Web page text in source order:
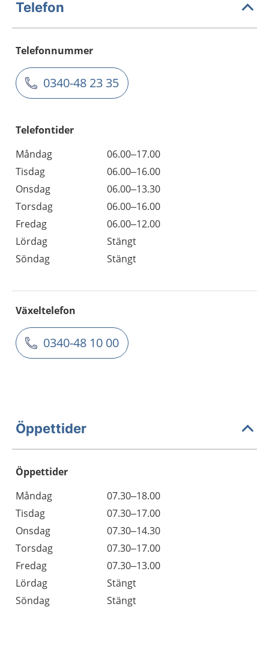
Telefon
Telefonnummer
0340-48 23 35
Telefontider
Måndag
06.00–17.00
Tisdag
06.00–16.00
Onsdag
06.00–13.30
Torsdag
06.00–16.00
Fredag
06.00–12.00
Lördag
Stängt
Söndag
Stängt
Växeltelefon
0340-48 10 00
Öppettider
Öppettider
Dag
Öppettider
Kommentarer
Måndag
07.30–18.00
Tisdag
07.30–17.00
Onsdag
07.30–14.30
Torsdag
07.30–17.00
Fredag
07.30–13.00
Lördag
Stängt
Söndag
Stängt